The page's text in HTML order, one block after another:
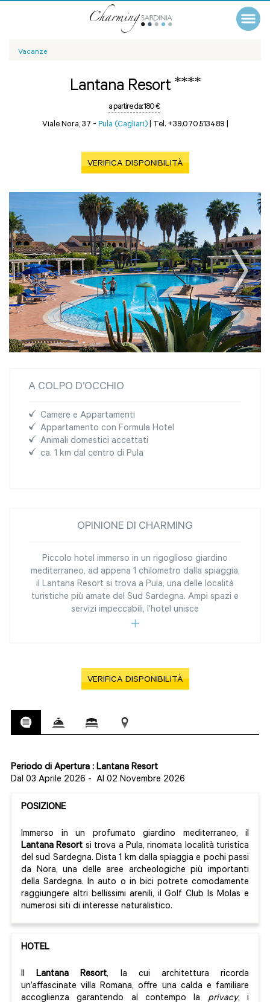
Vacanze
Lantana Resort ****
a partire da:180 €
Viale Nora, 37 - Pula (Cagliari) | Tel. +39.070.513489 |
VERIFICA DISPONIBILITÀ
A COLPO D’OCCHIO
Camere e Appartamenti
Appartamento con Formula Hotel
Animali domestici accettati
ca. 1 km dal centro di Pula
OPINIONE DI CHARMING
Piccolo hotel immerso in un rigoglioso giardino
mediterraneo, ad appena 1 chilometro dalla spiaggia,
il Lantana Resort si trova a Pula, una delle località
turistiche più amate del Sud Sardegna. Ampi spazi e
servizi impeccabili, l’hotel unisce
VERIFICA DISPONIBILITÀ
Periodo di Apertura : Lantana Resort
Dal 03 Aprile 2026 - Al 02 Novembre 2026
POSIZIONE
Immerso in un profumato giardino mediterraneo, il
LantanaResort si trova a Pula, rinomata località turistica
del sud Sardegna. Dista 1 km dalla spiaggia e pochi passi
da Nora, una delle aree archeologiche più importanti
della Sardegna. In auto o in bici potrete comodamente
raggiungere altri bellissimi arenili, il Golf Club Is Molas e
numerosi siti di interesse naturalistico.
HOTEL
IlLantana Resort, la cui architettura ricorda
un’affascinate villa Romana, offre una calda e familiare
accoglienza garantendo al contempo la privacy, i